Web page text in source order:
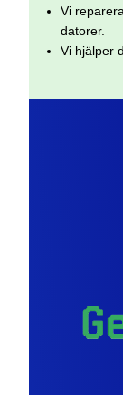
Vi
datorer.
Vi hjälper